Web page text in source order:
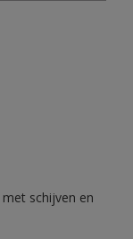
schijven en